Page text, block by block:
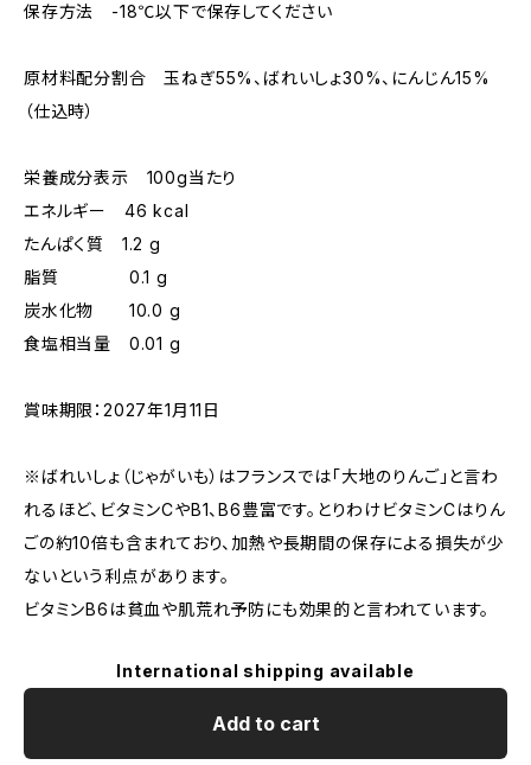
保存方法 -18℃以下で保存してください
原材料配分割合 玉ねぎ55%、ばれいしょ30%、にんじん15%
（仕込時）
栄養成分表示 100g当たり
エネルギー 46 kcal
たんぱく質 1.2 g
脂質 0.1 g
炭水化物 10.0 g
食塩相当量 0.01 g
賞味期限：2027年1月11日
※ばれいしょ（じゃがいも）はフランスでは「大地のりんご」と言わ
れるほど、ビタミンCやB1、B6豊富です。とりわけビタミンCはりん
ごの約10倍も含まれており、加熱や長期間の保存による損失が少
ないという利点があります。
ビタミンB6は貧血や肌荒れ予防にも効果的と言われています。
International shipping available
Add to cart